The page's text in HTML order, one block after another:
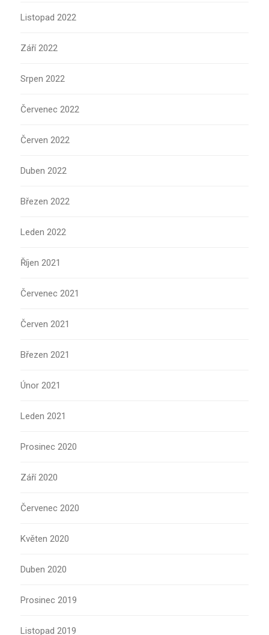
Listopad 2022
Září 2022
Srpen 2022
Červenec 2022
Červen 2022
Duben 2022
Březen 2022
Leden 2022
Říjen 2021
Červenec 2021
Červen 2021
Březen 2021
Únor 2021
Leden 2021
Prosinec 2020
Září 2020
Červenec 2020
Květen 2020
Duben 2020
Prosinec 2019
Listopad 2019